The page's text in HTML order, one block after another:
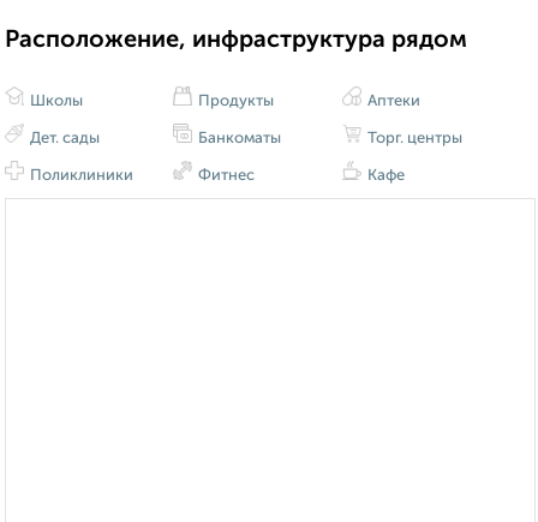
Расположение, инфраструктура рядом
Школы
Дет. сады
Поликлиники
Продукты
Банкоматы
Фитнес
Аптеки
Торг. центры
Кафе